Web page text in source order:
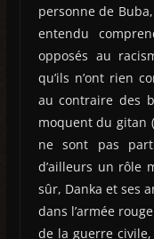
personne de
entendu
opposés au
qu’ils n’ont rien
au contraire des
moquent du gitan
ne sont pas
d’ailleurs un rôle
sûr, Danka et ses
dans l’armée
de la guerre